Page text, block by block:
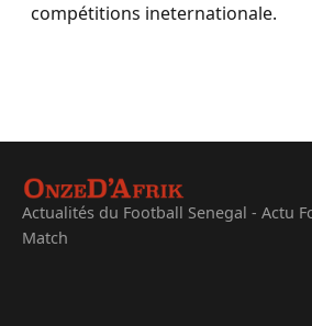
compétitions ineternationale.
Actualités du Football Senegal - Actu
Match